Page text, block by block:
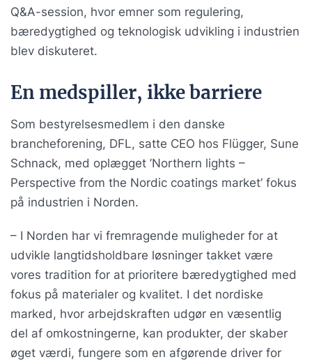
Q&A-session, hvor emner som regulering,
bæredygtighed og teknologisk udvikling i industrien
blev diskuteret.
En medspiller, ikke barriere
Som bestyrelsesmedlem i den danske
brancheforening, DFL, satte CEO hos Flügger, Sune
Schnack, med oplægget ’Northern lights –
Perspective from the Nordic coatings market’ fokus
på industrien i Norden.
– I Norden har vi fremragende muligheder for at
udvikle langtidsholdbare løsninger takket være
vores tradition for at prioritere bæredygtighed med
fokus på materialer og kvalitet. I det nordiske
marked, hvor arbejdskraften udgør en væsentlig
del af omkostningerne, kan produkter, der skaber
øget værdi, fungere som en afgørende driver for